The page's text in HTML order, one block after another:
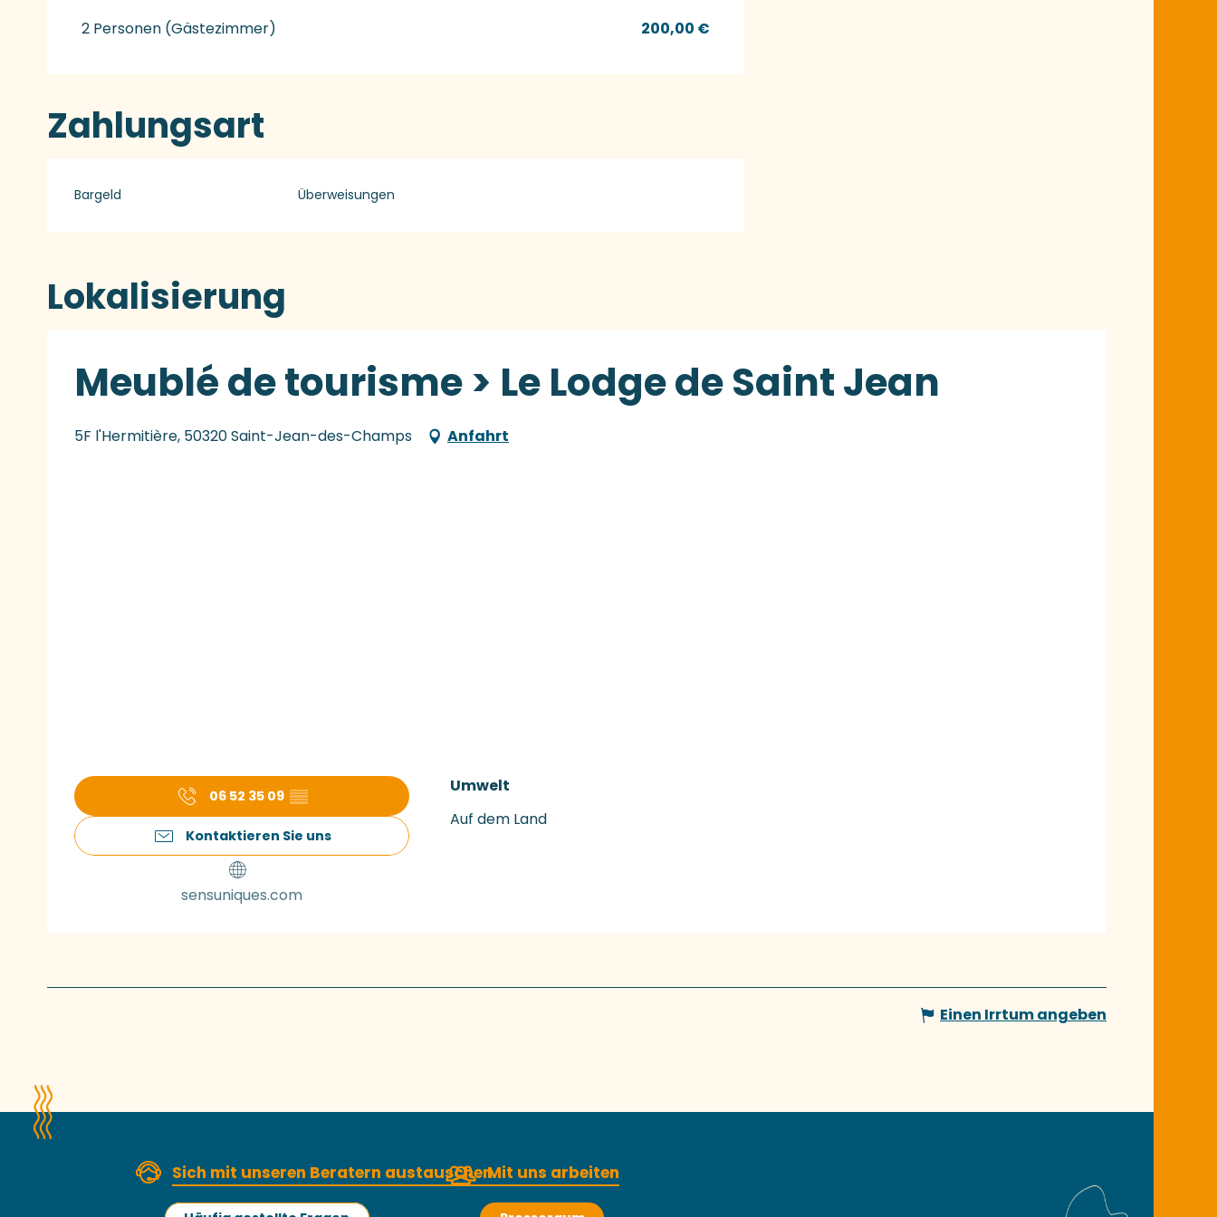
Preise 2027
2 Personen (Gästezimmer) 200,00 €
Zahlungsart
Bargeld Überweisungen
Lokalisierung
Meublé de tourisme > Le Lodge de Saint Jean
5F l'Hermitière, 50320 Saint-Jean-des-Champs Anfahrt
06 52 35 09 ▒▒
Kontaktieren Sie uns
sensuniques.com
Umwelt
Umwelt
Auf dem Land
Einen Irrtum angeben
Sich mit unseren Beratern austauschenMit uns arbeiten